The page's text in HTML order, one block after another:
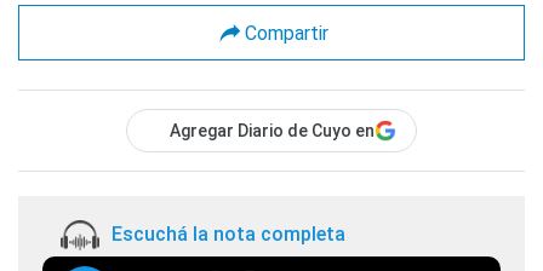
Compartir
Agregar Diario de Cuyo en
Escuchá la nota completa